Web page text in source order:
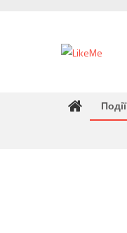
Події